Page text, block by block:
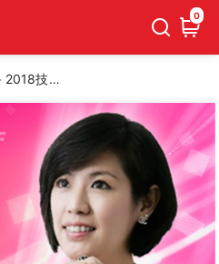
0
(高雄) 林恩如－2018技術分析實戰講座